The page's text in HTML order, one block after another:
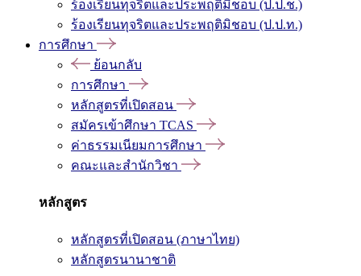
ร้องเรียนทุจริตและประพฤติมิชอบ (ป.ป.ช.)
ร้องเรียนทุจริตและประพฤติมิชอบ (ป.ป.ท.)
การศึกษา
ย้อนกลับ
การศึกษา
หลักสูตรที่เปิดสอน
สมัครเข้าศึกษา TCAS
ค่าธรรมเนียมการศึกษา
คณะและสำนักวิชา
หลักสูตร
หลักสูตรที่เปิดสอน (ภาษาไทย)
หลักสูตรนานาชาติ